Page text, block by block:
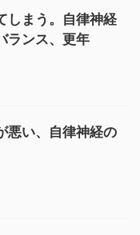
しまう。自律神経
ランス、更年
悪い、自律神経の